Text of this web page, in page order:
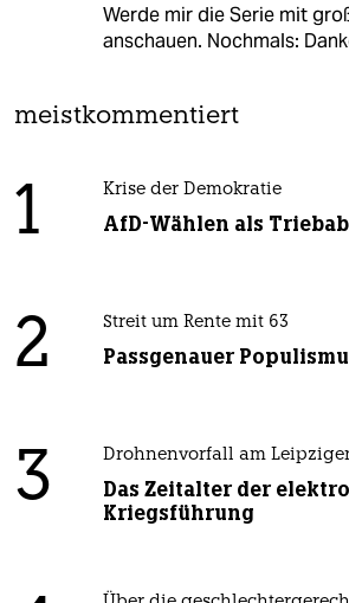
Werde mir die Serie mit
anschauen. Nochmals:
meistkommentiert
1 Krise der Demokratie
AfD-Wählen als
2 Streit um Rente mit 63
Passgenauer
3 Drohnenvorfall am
Das Zeitalter der
Kriegsführung